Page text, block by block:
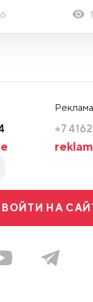
Реклама
+7 4162
ВОЙТИ НА